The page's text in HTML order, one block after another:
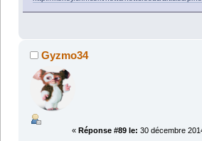
Gyzmo34
« Réponse #89 le: 30 décembre